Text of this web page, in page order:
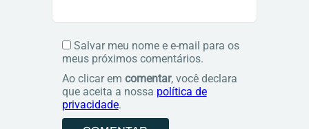
Salvar meu nome e e-mail para os
meus próximos comentários.
Ao clicar em comentar, você declara
que aceita a nossa política de
privacidade.